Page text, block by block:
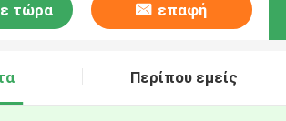
τώρα επαφή
Περίπου εμείς